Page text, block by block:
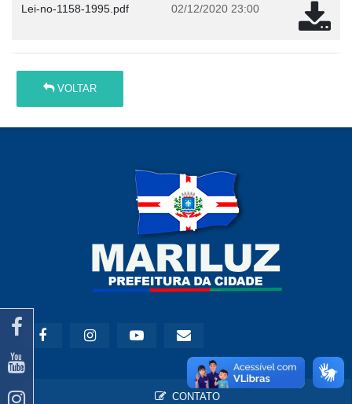
Lei-no-1158-1995.pdf 02/12/2020 23:00
VOLTAR
CONTATO